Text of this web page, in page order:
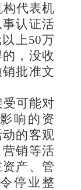
代表机
认证活
上50万
，没收
批准文
可能对
响的资
的客观
销等活
产、管
停业整